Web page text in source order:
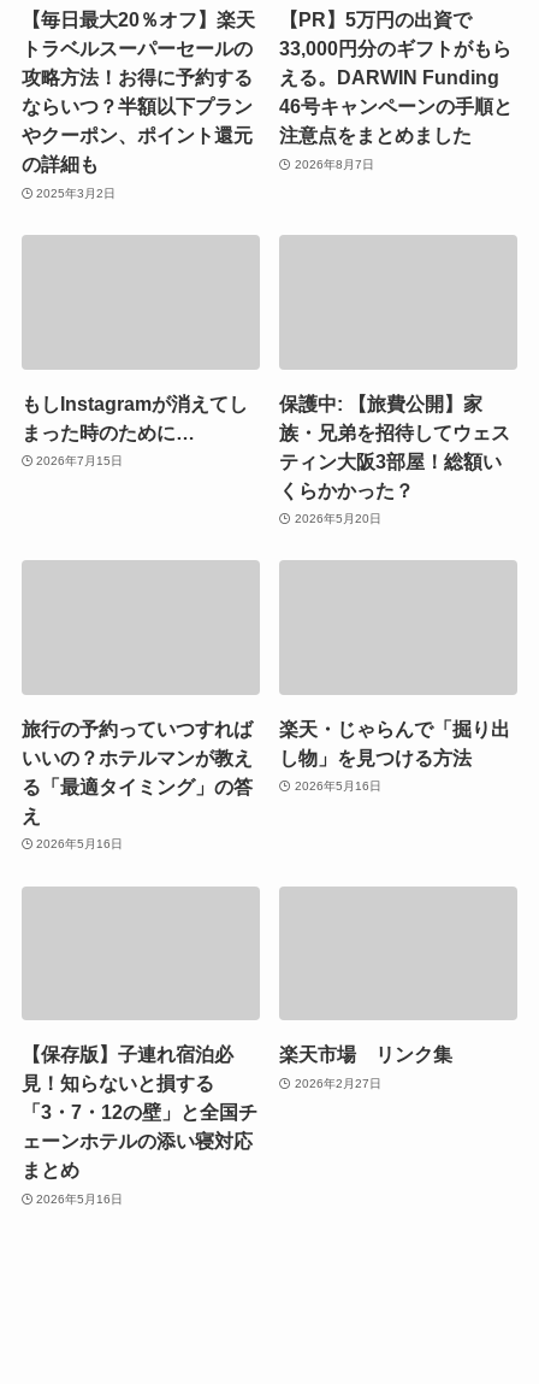
【毎日最大20％オフ】楽天
トラベルスーパーセールの
攻略方法！お得に予約する
ならいつ？半額以下プラン
やクーポン、ポイント還元
の詳細も
2025年3月2日
【PR】5万円の出資で
33,000円分のギフトがもら
える。DARWIN Funding
46号キャンペーンの手順と
注意点をまとめました
2026年8月7日
もしInstagramが消えてし
まった時のために…
2026年7月15日
保護中: 【旅費公開】家
族・兄弟を招待してウェス
ティン大阪3部屋！総額い
くらかかった？
2026年5月20日
旅行の予約っていつすれば
いいの？ホテルマンが教え
る「最適タイミング」の答
え
2026年5月16日
楽天・じゃらんで「掘り出
し物」を見つける方法
2026年5月16日
【保存版】子連れ宿泊必
見！知らないと損する
「3・7・12の壁」と全国チ
ェーンホテルの添い寝対応
まとめ
2026年5月16日
楽天市場 リンク集
2026年2月27日